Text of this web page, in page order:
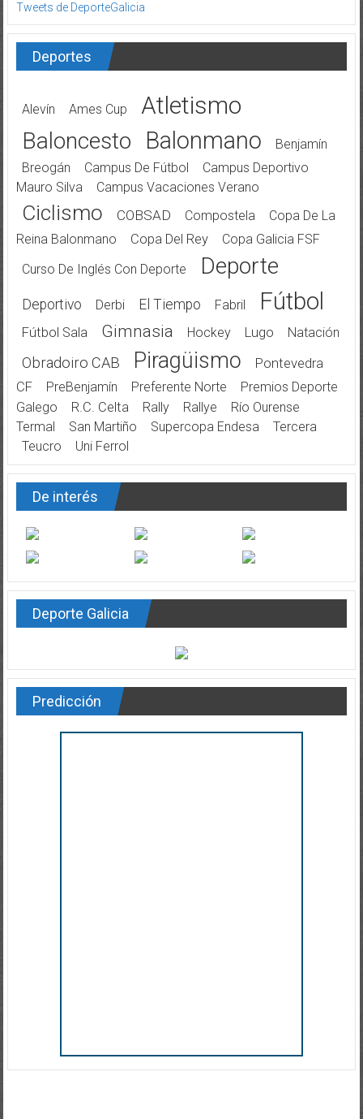
Tweets de DeporteGalicia
Deportes
Alevín Ames Cup Atletismo
Baloncesto Balonmano
Benjamín
Breogán
Campus De Fútbol
Campus Deportivo
Mauro Silva
Campus Vacaciones Verano
Ciclismo COBSAD Compostela
Copa De La
Reina Balonmano
Copa Del Rey
Copa Galicia FSF
Curso De Inglés Con Deporte
Deporte
Deportivo Derbi El Tiempo Fabril Fútbol
Fútbol Sala Gimnasia Hockey Lugo Natación
Obradoiro CAB Piragüismo
Pontevedra
CF
PreBenjamín Preferente Norte
Premios Deporte
Galego
R.C. Celta Rally Rallye
Río Ourense
Termal
San Martiño Supercopa Endesa
Tercera
Teucro
Uni Ferrol
De interés
Deporte Galicia
Predicción